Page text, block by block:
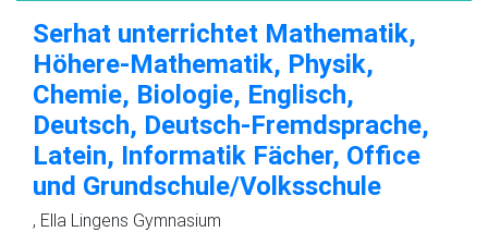
Serhat unterrichtet Mathematik,
Höhere-Mathematik, Physik,
Chemie, Biologie, Englisch,
Deutsch, Deutsch-Fremdsprache,
Latein, Informatik Fächer, Office
und Grundschule/Volksschule
, Ella Lingens Gymnasium